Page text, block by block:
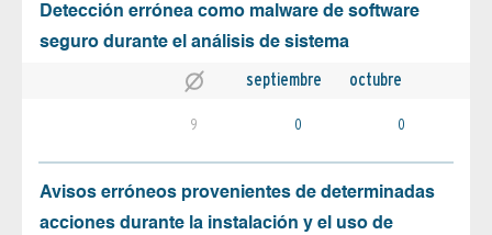
Detección errónea como malware de software
seguro durante el análisis de sistema
septiembre octubre
9 0 0
Avisos erróneos provenientes de determinadas
acciones durante la instalación y el uso de